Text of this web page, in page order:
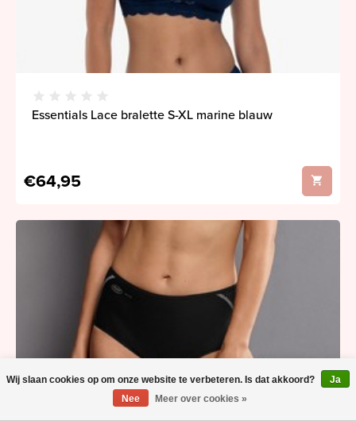
Essentials Lace bralette S-XL marine blauw
€64,95
Wij slaan cookies op om onze website te verbeteren. Is dat akkoord?
Ja
Nee
Meer over cookies »